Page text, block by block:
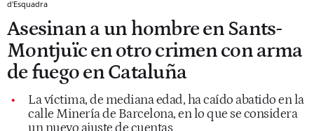
d'Esquadra
Asesinan a un hombre en Sants-
Montjuïc en otro crimen con arma
de fuego en Cataluña
La víctima, de mediana edad, ha caído abatido en la
calle Minería de Barcelona, en lo que se considera
un nuevo ajuste de cuentas